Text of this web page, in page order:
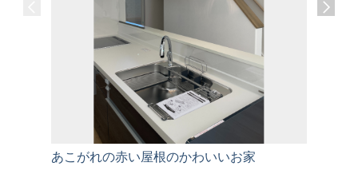
あこがれの赤い屋根のかわいいお家